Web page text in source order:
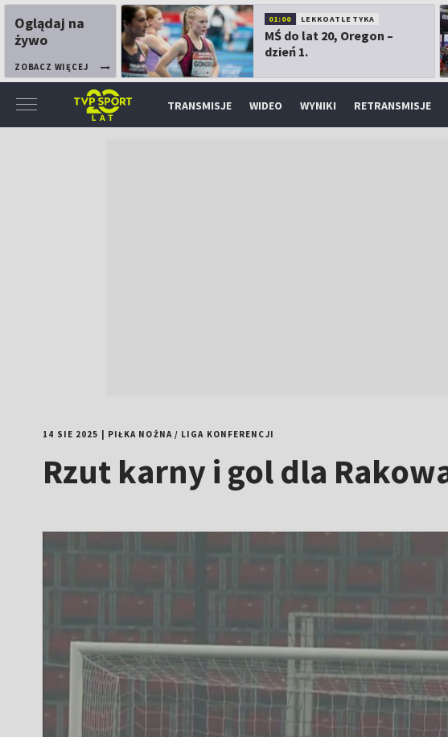
Oglądaj na
żywo
ZOBACZ WIĘCEJ
01:00 LEKKOATLETYKA
MŚ do lat 20, Oregon –
dzień 1.
TRANSMISJE WIDEO WYNIKI RETRANSMISJE
14 SIE 2025 PIŁKA NOŻNA/ LIGA KONFERENCJI
Rzut karny i gol dla